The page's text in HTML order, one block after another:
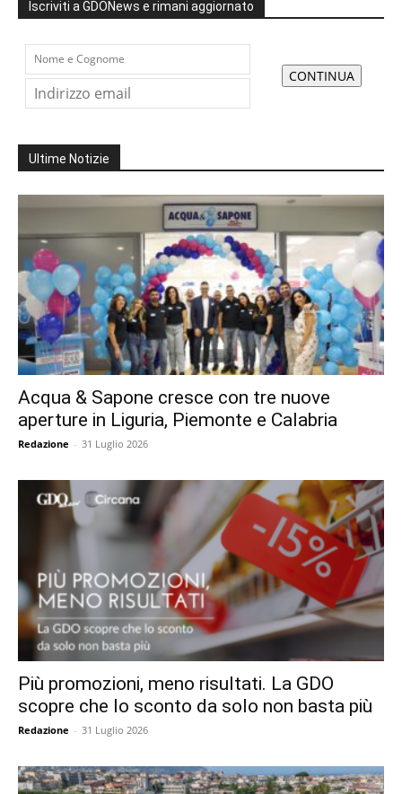
Iscriviti a GDONews e rimani aggiornato
Ultime Notizie
Acqua & Sapone cresce con tre nuove
aperture in Liguria, Piemonte e Calabria
Redazione - 31 Luglio 2026
Più promozioni, meno risultati. La GDO
scopre che lo sconto da solo non basta più
Redazione - 31 Luglio 2026